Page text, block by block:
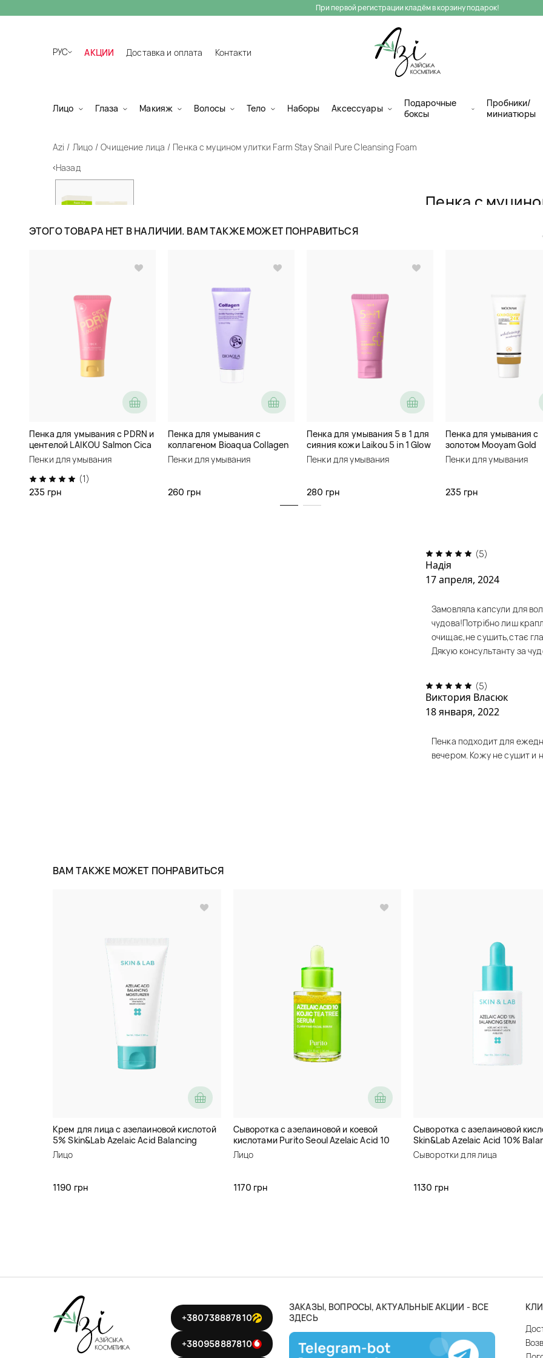
При первой регистрации кладём в корзину подарок!
РУС АКЦИИ Доставка и оплата Контакти
Лицо Глаза Макияж Волосы Тело Наборы Аксессуары
Подарочные
боксы
Пробники/
миниатюры
ЭТОГО ТОВАРА НЕТ В НАЛИЧИИ. ВАМ ТАКЖЕ МОЖЕТ ПОНРАВИТЬСЯ
Пенка для умывания с PDRN и
центелой LAIKOU Salmon Cica
PDRN
Пенки для умывания
(1)
235 грн
Пенка для умывания с
коллагеном Bioaqua Collagen
Recombinant Type 3 Gentle
Foaming Cleanser
Пенки для умывания
260 грн
Пенка для умывания 5 в 1 для
сияния кожи Laikou 5 in 1 Glow
Up Super Cleanser
Пенки для умывания
280 грн
Пенка для умывания с
золотом Mooyam Gold
Cleanser 24K
Пенки для умывания
235 грн
Azi Лицо Очищение лица
Пенка с муцином улитки Farm Stay Snail Pure Cleansing Foam
Назад
Пенка с
Snail Pure
Бережно очищает кожу,
макияжа. Очищающая
Cleansing Foam с
кожу. Пенка убирает
и сужает поры, осветляет
антибактериальное
Оповестить о наличии
(5)
Надія
17 апреля, 2024
Замовляла капсули для
чудова!Потрібно лиш
очищає,не сушить,стає
Дякую консультанту за
(5)
Виктория Власюк
18 января, 2022
Пенка подходит для
вечером. Кожу не сушит и
ВАМ ТАКЖЕ МОЖЕТ ПОНРАВИТЬСЯ
Крем для лица с азелаиновой кислотой
5% Skin&Lab Azelaic Acid Balancing
Moisturizer
Лицо
1190 грн
Сыворотка с азелаиновой и коевой
кислотами Purito Seoul Azelaic Acid 10
Kojic Tea Tree Serum
Лицо
1170 грн
Сыворотка с азелаиновой
Skin&Lab Azelaic Acid 10%
Serum
Сыворотки для лица
1130 грн
ЗАКАЗЫ, ВОПРОСЫ, АКТУАЛЬНЫЕ АКЦИИ - ВСЕ
ЗДЕСЬ
+380738887810
+380958887810